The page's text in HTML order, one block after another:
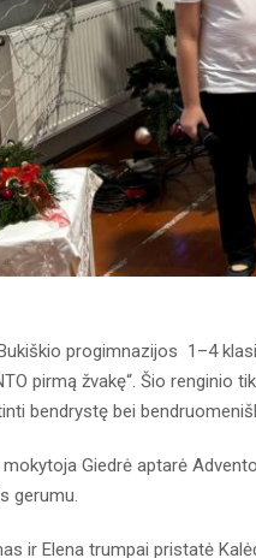
progimnazijos 1–4
pirmą žvakę“. Šio renginio
bendrystę bei
Giedrė aptarė
gerumu.
ir Elena trumpai pristatė